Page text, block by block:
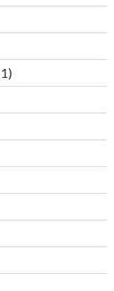
11
Produkt